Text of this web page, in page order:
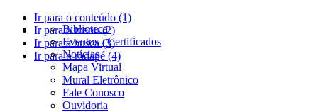
Ir para o conteúdo (1)
Ir para o menu (2)
Ir para a busca (3)
Ir para o rodapé (4)
Biblioteca
Eventos / Certificados
Notícias
Mapa Virtual
Mural Eletrônico
Fale Conosco
Ouvidoria